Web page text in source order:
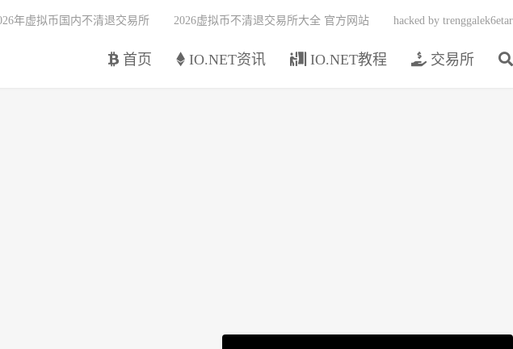
首页 IO.NET资讯 IO.NET教程 交易所
年虚拟币国内不清退交易所 2026虚拟币不清退交易所大全 官方网站 hacked by trenggalek6etar